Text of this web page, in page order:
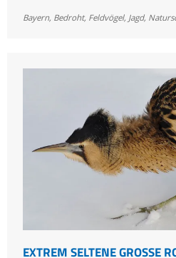
schonen
Bayern, Bedroht, Feldvögel, Jagd,
EXTREM SELTENE GROSSE